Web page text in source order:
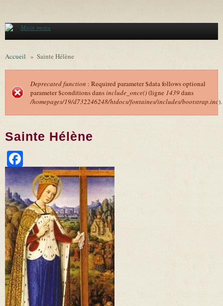
Main menu
Accueil » Sainte Hélène
Message d'erreur
Deprecated function : Required parameter $data follows optional
parameter $conditions dansinclude_once()(ligne 1439dans
/homepages/19/d732246248/htdocs/fontaines/includes/bootstrap.inc).
Sainte Hélène